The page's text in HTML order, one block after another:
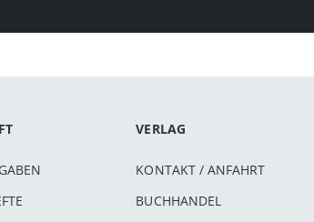
VERLAG
KONTAKT / ANFAHRT
BUCHHANDEL